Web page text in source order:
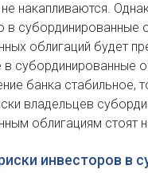
накапливаются.
в субординированные
облигаций будет
в субординированные
банка стабильное,
владельцев
облигациям стоят
инвесторов в